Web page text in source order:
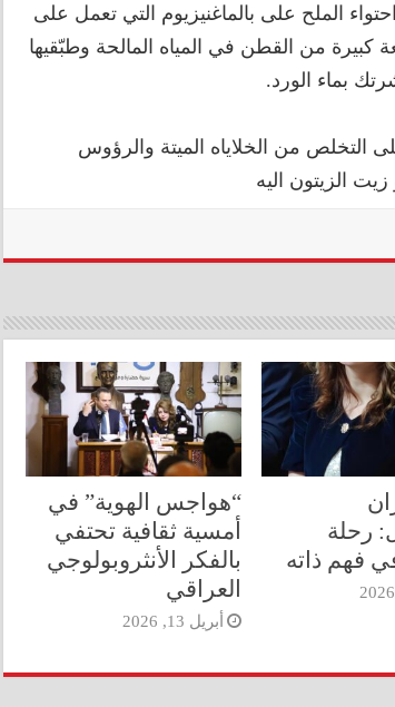
الملح على بالماغنيزيوم التي تعمل على
من القطن في المياه المالحة وطبّقيها
التخلص من الخلاياه الميتة والرؤوس
الزيتون اليه
رحلة
فهم ذاته
“هواجس الهوية” في
أمسية ثقافية تحتفي
بالفكر الأنثروبولوجي
العراقي
أبريل 13, 2026